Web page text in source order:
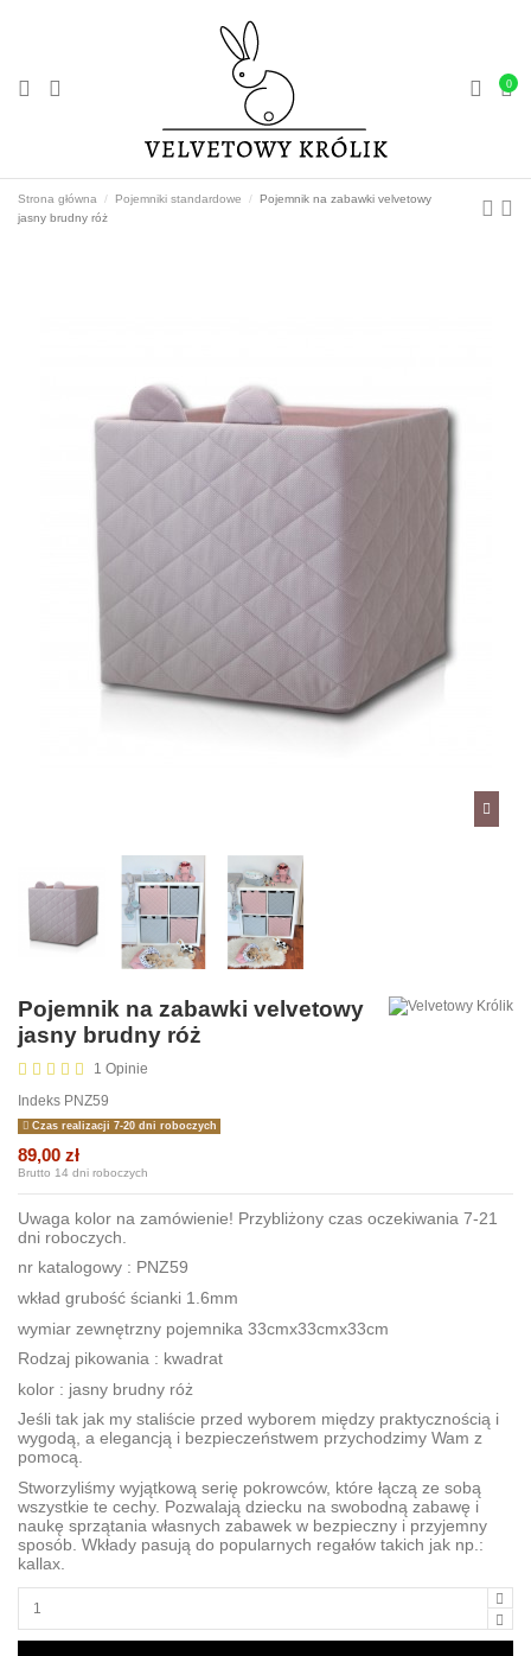
0
Strona główna Pojemniki standardowe
Pojemnik na zabawki velvetowy
jasny brudny róż
Pojemnik na zabawki velvetowy
jasny brudny róż
1 Opinie
Indeks PNZ59
Czas realizacji 7-20 dni roboczych
89,00 zł
Brutto 14 dni roboczych
Uwaga kolor na zamówienie! Przybliżony czas oczekiwania 7-21
dni roboczych.
nr katalogowy : PNZ59
wkład grubość ścianki 1.6mm
wymiar zewnętrzny pojemnika 33cmx33cmx33cm
Rodzaj pikowania : kwadrat
kolor : jasny brudny róż
Jeśli tak jak my staliście przed wyborem między praktycznością i
wygodą, a elegancją i bezpieczeństwem przychodzimy Wam z
pomocą.
Stworzyliśmy wyjątkową serię pokrowców, które łączą ze sobą
wszystkie te cechy. Pozwalają dziecku na swobodną zabawę i
naukę sprzątania własnych zabawek w bezpieczny i przyjemny
sposób. Wkłady pasują do popularnych regałów takich jak np.:
kallax.